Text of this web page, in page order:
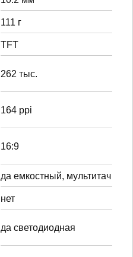
111 г
TFT
262 тыс.
164 ppi
16:9
да емкостный, мультитач
нет
да светодиодная